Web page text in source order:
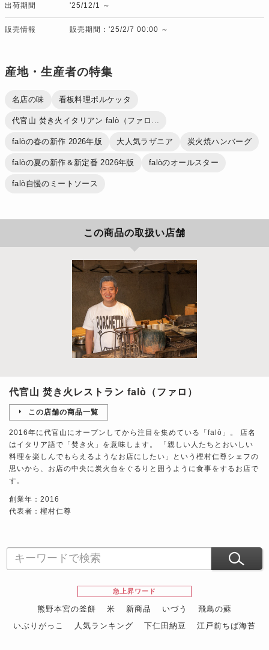
出荷期間 '25/12/1 ～
販売情報 販売期間：'25/2/7 00:00 ～
産地・生産者の特集
名店の味 看板料理ポルケッタ
代官山 焚き火イタリアン falò（ファロ...
falòの春の新作 2026年版 大人気ラザニア 炭火焼ハンバーグ
falòの夏の新作＆新定番 2026年版 falòのオールスター
falò自慢のミートソース
この商品の取扱い店舗
代官山 焚き火レストラン falò（ファロ）
この店舗の商品一覧
2016年に代官山にオープンしてから注目を集めている「falò」。 店名
はイタリア語で「焚き火」を意味します。 「親しい人たちとおいしい
料理を楽しんでもらえるようなお店にしたい」という樫村仁尊シェフの
思いから、お店の中央に炭火台をぐるりと囲うように食事をするお店で
す。
創業年：2016
代表者：樫村仁尊
急上昇ワード
熊野本宮の釜餅 米 新商品 いづう
飛鳥の蘇
いぶりがっこ
人気ランキング 下仁田納豆
江戸前ちば海苔